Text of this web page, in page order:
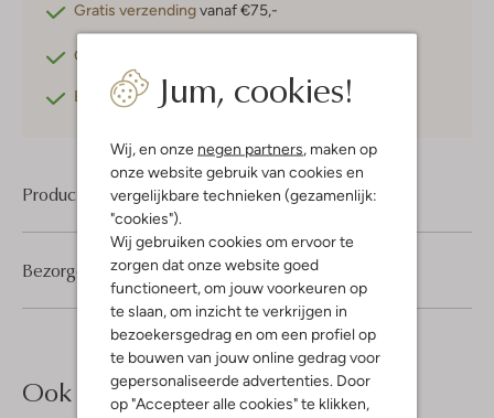
Jum, cookies!
Wij, en onze negen partners , maken op
onze website gebruik van cookies en
vergelijkbare technieken (gezamenlijk:
"cookies").
Wij gebruiken cookies om ervoor te
zorgen dat onze website goed
functioneert, om jouw voorkeuren op
te slaan, om inzicht te verkrijgen in
bezoekersgedrag en om een profiel op
te bouwen van jouw online gedrag voor
gepersonaliseerde advertenties. Door
op "Accepteer alle cookies" te klikken,
Gratis verzendingvanaf €75,-
Gratis retourneren
Betaal achterafmet Klarna
Product informatie
Bezorgen & retourneren
Ook iets voor jou?